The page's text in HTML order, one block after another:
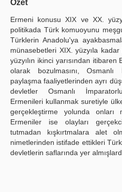
İletişim
Özet
Ermeni konusu XIX ve XX.
politikada Türk komuoyunu
Türklerin Anadolu'ya
münasebetleri XIX. yüzyıla
yüzyılın ikinci yarısından
olarak bozulmasını,
paylaşma faaliyetlerinden ayrı
devletler Osmanlı
Ermenileri kullanmak suretiyle
gerçekleştirme yolunda onları
Ermeniler ise olayları
tutmadan kışkırtmalara alet
nimetlerinden istifade ettikleri
devletlerin saflarında yer